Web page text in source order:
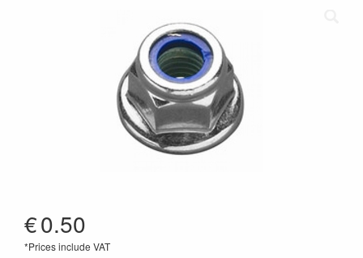
€0.50
*Prices include VAT